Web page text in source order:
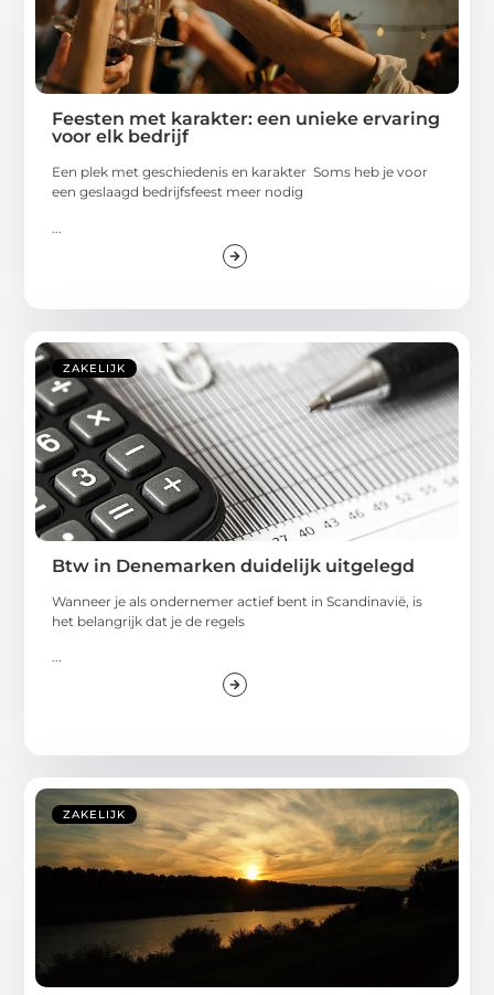
Feesten met karakter: een unieke ervaring
voor elk bedrijf
Een plek met geschiedenis en karakter Soms heb je voor
een geslaagd bedrijfsfeest meer nodig
ZAKELIJK
Btw in Denemarken duidelijk uitgelegd
Wanneer je als ondernemer actief bent in Scandinavië, is
het belangrijk dat je de regels
...
ZAKELIJK